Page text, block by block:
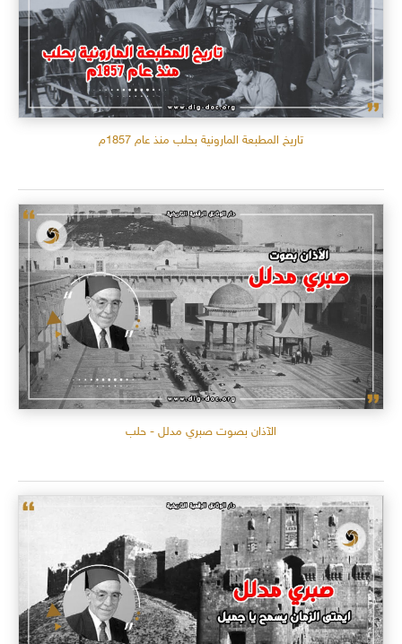
تاريخ المطبعة المارونية بحلب منذ عام 1857م
الآذان بصوت صبري مدلل - حلب